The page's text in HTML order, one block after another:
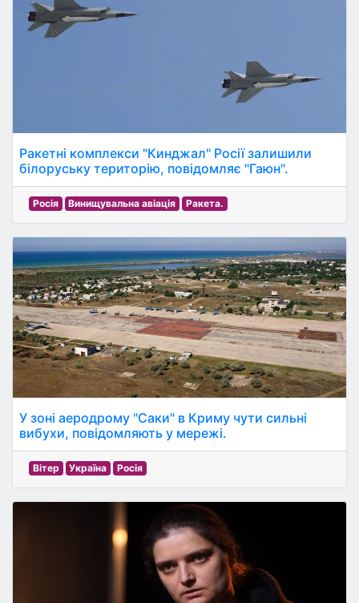
Ракетні комплекси "Кинджал" Росії залишили
білоруську територію, повідомляє "Гаюн".
Росія Винищувальна авіація Ракета.
У зоні аеродрому "Саки" в Криму чути сильні
вибухи, повідомляють у мережі.
Вітер Україна Росія